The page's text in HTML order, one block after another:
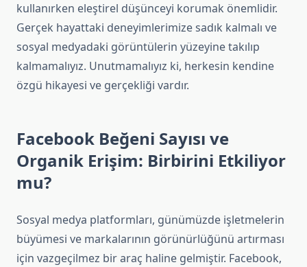
kullanırken eleştirel düşünceyi korumak önemlidir.
Gerçek hayattaki deneyimlerimize sadık kalmalı ve
sosyal medyadaki görüntülerin yüzeyine takılıp
kalmamalıyız. Unutmamalıyız ki, herkesin kendine
özgü hikayesi ve gerçekliği vardır.
Facebook Beğeni Sayısı ve
Organik Erişim: Birbirini Etkiliyor
mu?
Sosyal medya platformları, günümüzde işletmelerin
büyümesi ve markalarının görünürlüğünü artırması
için vazgeçilmez bir araç haline gelmiştir. Facebook,